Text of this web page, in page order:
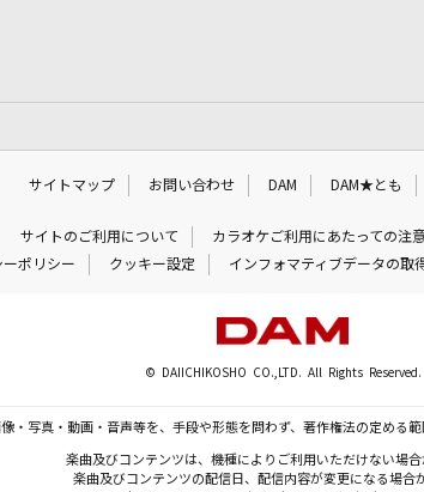
サイトマップ お問い合わせ DAM DAM★とも
サイトのご利用について カラオケご利用にあたっての注
ーポリシー クッキー設定 インフォマティブデータの取
© DAIICHIKOSHO CO.,LTD. All Rights Reserved.
・写真・動画・音声等を、手段や形態を問わず、著作権法の定める
楽曲及びコンテンツは、機種によりご利用いただけない場合
楽曲及びコンテンツの配信日、配信内容が変更になる場合